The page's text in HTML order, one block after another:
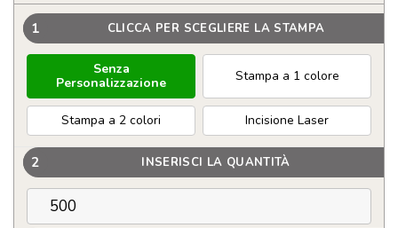
1 CLICCA PER SCEGLIERE LA STAMPA
Senza
Personalizzazione
Stampa a 1 colore
Stampa a 2 colori Incisione Laser
2 INSERISCI LA QUANTITÀ